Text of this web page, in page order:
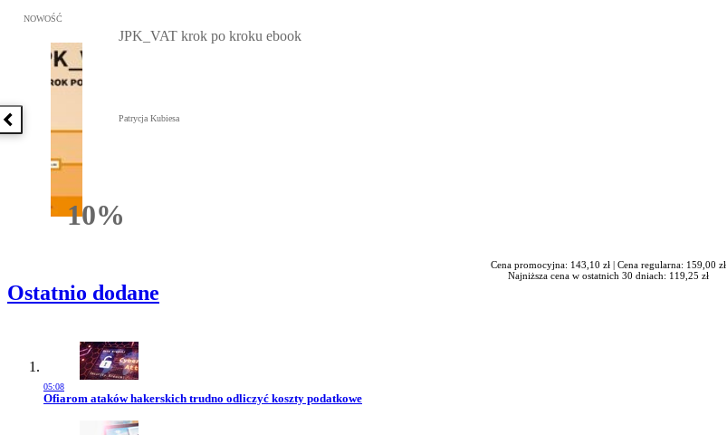
Poprzednia książka
Przejdź do: JPK_VAT krok po kroku ebook, Patrycja Kubiesa - otwiera się w nowym oknie
NOWOŚĆ
10%Rabatu
JPK_VAT krok po kroku ebook
Patrycja Kubiesa
Cena promocyjna: 143,10 zł | Cena regularna: 159,00 zł
Najniższa cena w ostatnich 30 dniach: 119,25 zł
Ostatnio dodane
05:08
Przejdź do artykułu:
Ofiarom ataków hakerskich trudno odliczyć koszty podatkowe